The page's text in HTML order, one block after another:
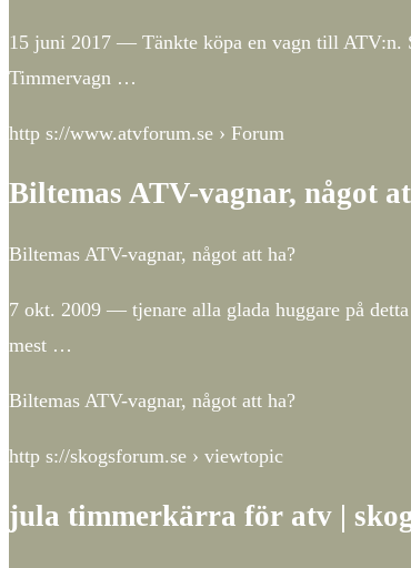
15 juni 2017 — Tänkte köpa en vagn till
Timmervagn …
http s://www.atvforum.se › Forum
Biltemas ATV-vagnar, något
Biltemas ATV-vagnar, något att ha?
7 okt. 2009 — tjenare alla glada huggare på
mest …
Biltemas ATV-vagnar, något att ha?
http s://skogsforum.se › viewtopic
jula timmerkärra för atv |